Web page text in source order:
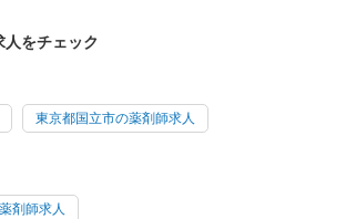
人をチェック
東京都国立市の薬剤師求人
剤師求人